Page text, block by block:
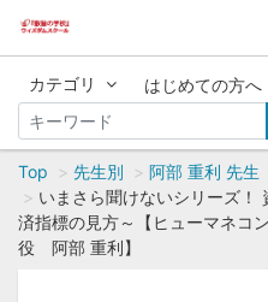
カテゴリ はじめての方へ
Top 先生別
阿部 重利 先生
いまさら聞けないシリーズ！
済指標の見方～【ヒューマネコ
役 阿部 重利】